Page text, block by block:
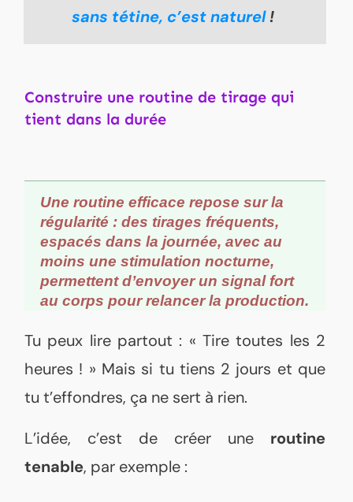
sans tétine, c’est naturel!
Construire une routine de tirage qui
tient dans la durée
Une routine efficace repose sur la
régularité : des tirages fréquents,
espacés dans la journée, avec au
moins une stimulation nocturne,
permettent d’envoyer un signal fort
au corps pour relancer la production.
Tu peux lire partout : « Tire toutes les 2
heures ! » Mais si tu tiens 2 jours et que
tu t’effondres, ça ne sert à rien.
L’idée, c’est de créer une routine
tenable, par exemple :